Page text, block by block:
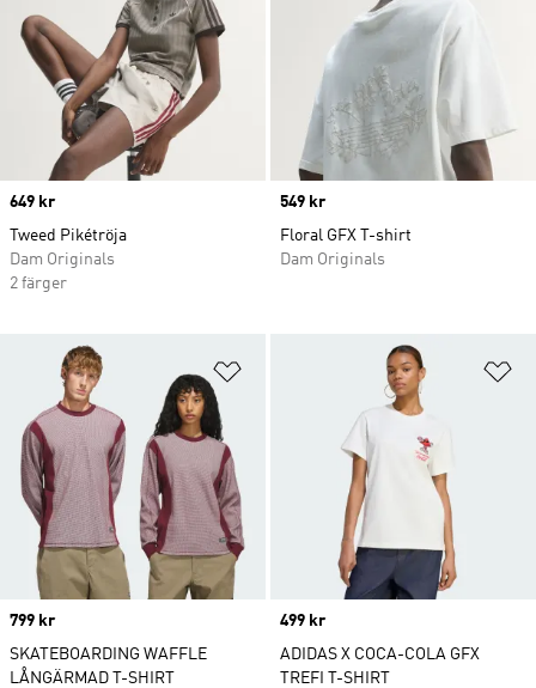
Price
649 kr
Tweed Pikétröja
Dam Originals
2 färger
Price
549 kr
Floral GFX T-shirt
Dam Originals
Lägg till på önskelistan
Price
799 kr
SKATEBOARDING WAFFLE
LÅNGÄRMAD T-SHIRT
Price
499 kr
ADIDAS X COCA-COLA GFX
TREFI T-SHIRT